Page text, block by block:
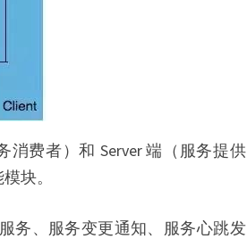
消费者）和 Server 端（服务提供
块。
务、服务变更通知、服务心跳发